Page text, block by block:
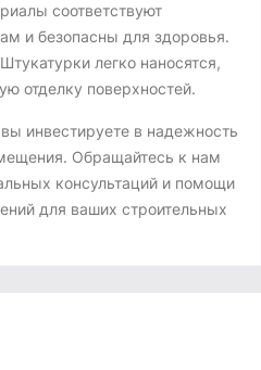
соответствуют
и безопасны для здоровья.
легко наносятся,
отделку поверхностей.
инвестируете в надежность
Обращайтесь к нам
консультаций и помощи
для ваших строительных